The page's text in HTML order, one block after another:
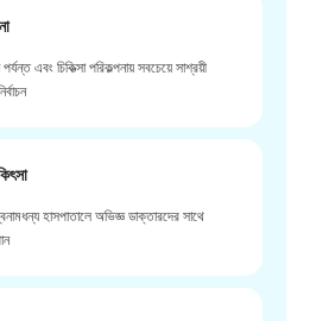
এবং চিকিত্সা পরিকল্পনায় সবচেয়ে সাশ্রয়ী
হাসপাতালে অভিজ্ঞ ডাক্তারদের সাথে